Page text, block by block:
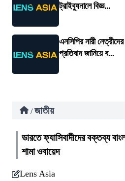
ট্রাইব্যুনালে বিজ্ঞ...
এনসিপির নারী
প্রতিবাদ জানিয়ে ব...
/ জাতীয়
ভারতে ফ্যাসিবাদীদের বক্তব্য
শামা ওবায়েদ
Lens Asia